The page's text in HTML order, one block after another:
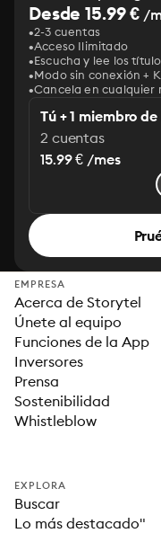
Desde 15.99 € /
2-3 cuentas
Acceso Ilimitado
Escucha y lee los
Modo sin conexión +
Cancela en cualquier
Tú + 1 miembro
2 cuentas
15.99 € /mes
EMPRESA
Acerca de Storytel
Únete al equipo
Funciones de la App
Inversores
Prensa
Sostenibilidad
Whistleblow
EXPLORA
Buscar
Lo más destacado"